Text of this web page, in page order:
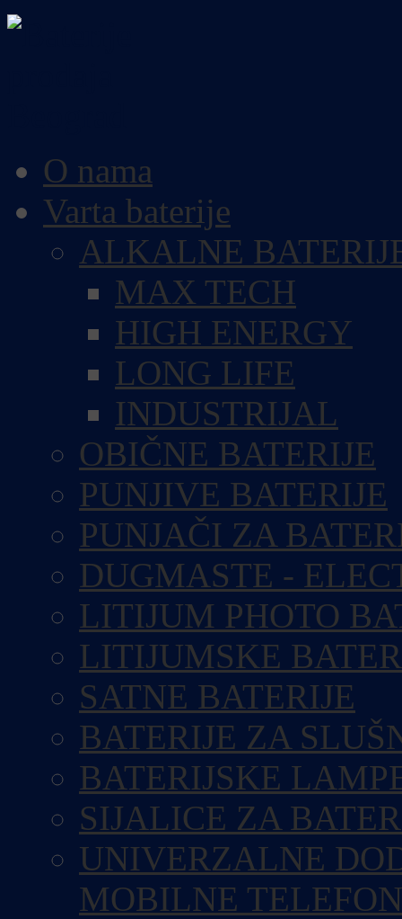
O nama
Varta baterije
ALKALNE
MAX TECH
HIGH ENERGY
LONG LIFE
INDUSTRIJAL
OBIČNE BATERIJE
PUNJIVE BATERIJE
PUNJAČI ZA
DUGMASTE -
LITIJUM PHOTO
LITIJUMSKE
SATNE BATERIJE
BATERIJE ZA
BATERIJSKE
SIJALICE ZA
UNIVERZALNE
MOBILNE